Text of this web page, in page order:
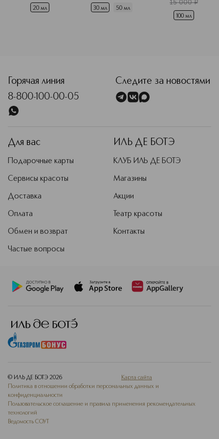
20 мл 30 мл 50 мл
комплексного
действия
15 000 ¤
100 мл
Горячая линия
8-800-100-00-05
Следите за новостями
Для вас
Подарочные карты
Сервисы красоты
Доставка
Оплата
Обмен и возврат
Частые вопросы
ИЛЬ ДЕ БОТЭ
КЛУБ ИЛЬ ДЕ БОТЭ
Магазины
Акции
Театр красоты
Контакты
© ИЛЬ ДЕ БОТЭ 2026
Карта сайта
Политика в отношении обработки персональных данных и
конфиденциальности
Пользовательское соглашение и правила применения рекомендательных
технологий
Ведомость СОУТ